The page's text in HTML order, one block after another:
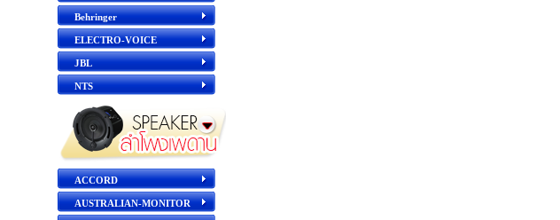
Behringer
ELECTRO-VOICE
JBL
NTS
ACCORD
AUSTRALIAN-MONITOR